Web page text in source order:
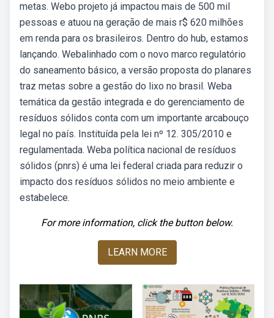
metas. Webo projeto já impactou mais de 500 mil
pessoas e atuou na geração de mais r$ 620 milhões
em renda para os brasileiros. Dentro do hub, estamos
lançando. Webalinhado com o novo marco regulatório
do saneamento básico, a versão proposta do planares
traz metas sobre a gestão do lixo no brasil. Weba
temática da gestão integrada e do gerenciamento de
resíduos sólidos conta com um importante arcabouço
legal no país. Instituída pela lei nº 12. 305/2010 e
regulamentada. Weba política nacional de resíduos
sólidos (pnrs) é uma lei federal criada para reduzir o
impacto dos resíduos sólidos no meio ambiente e
estabelece.
For more information, click the button below.
LEARN MORE